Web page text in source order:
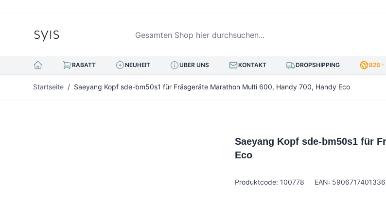
Gesamten Shop hier durchsuchen...
RABATT NEUHEIT ÜBER UNS KONTAKT DROPSHIPPING B2B -
Startseite / Saeyang Kopf sde-bm50s1 für Fräsgeräte Marathon Multi 600, Handy 700, Handy Eco
Saeyang Kopf sde-bm50s1 für
Eco
Produktcode: 100778 EAN: 5906717401336